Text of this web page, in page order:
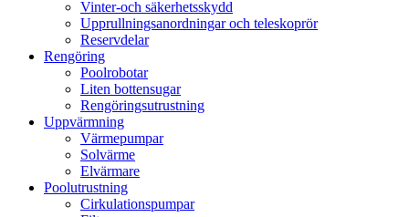
Vinter-och säkerhetsskydd
Upprullningsanordningar och teleskoprör
Reservdelar
Rengöring
Poolrobotar
Liten bottensugar
Rengöringsutrustning
Uppvärmning
Värmepumpar
Solvärme
Elvärmare
Poolutrustning
Cirkulationspumpar